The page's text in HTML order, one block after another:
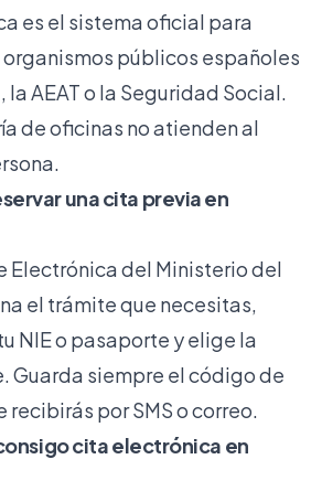
es el sistema oficial para
organismos públicos españoles
AEAT o la Seguridad Social.
de oficinas no atienden al
una cita previa en
Electrónica del Ministerio del
el trámite que necesitas,
NIE o pasaporte y elige la
Guarda siempre el código de
por SMS o correo.
cita electrónica en